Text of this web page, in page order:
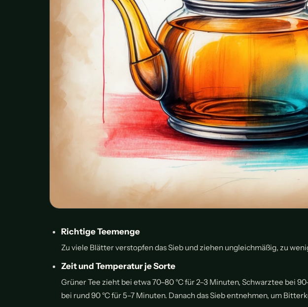
Richtige Teemenge
Zu viele Blätter verstopfen das Sieb und ziehen ungleichmäßig, zu
Zeit und Temperatur je Sorte
Grüner Tee zieht bei etwa 70–80 °C für 2–3 Minuten, Schwarztee bei
bei rund 90 °C für 5–7 Minuten. Danach das Sieb entnehmen, um